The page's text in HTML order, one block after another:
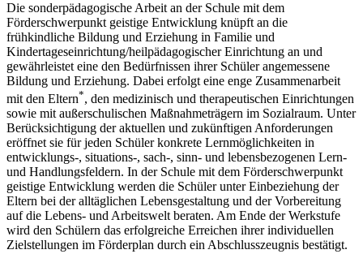
Die sonderpädagogische Arbeit an der Schule mit dem
Förderschwerpunkt geistige Entwicklung knüpft an die
frühkindliche Bildung und Erziehung in Familie und
Kindertageseinrichtung/heilpädagogischer Einrichtung an und
gewährleistet eine den Bedürfnissen ihrer Schüler angemessene
Bildung und Erziehung. Dabei erfolgt eine enge Zusammenarbeit
mit den Eltern*, den medizinisch und therapeutischen Einrichtungen
sowie mit außerschulischen Maßnahmeträgern im Sozialraum. Unter
Berücksichtigung der aktuellen und zukünftigen Anforderungen
eröffnet sie für jeden Schüler konkrete Lernmöglichkeiten in
entwicklungs-, situations-, sach-, sinn- und lebensbezogenen Lern-
und Handlungsfeldern. In der Schule mit dem Förderschwerpunkt
geistige Entwicklung werden die Schüler unter Einbeziehung der
Eltern bei der alltäglichen Lebensgestaltung und der Vorbereitung
auf die Lebens- und Arbeitswelt beraten. Am Ende der Werkstufe
wird den Schülern das erfolgreiche Erreichen ihrer individuellen
Zielstellungen im Förderplan durch ein Abschlusszeugnis bestätigt.